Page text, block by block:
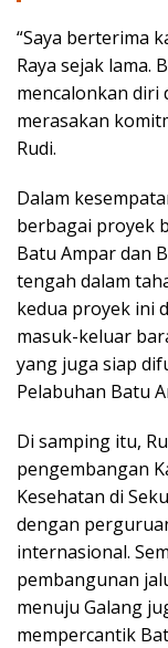
“Saya berterima
Raya sejak lama.
mencalonkan diri
merasakan
Rudi.
Dalam
berbagai proyek
Batu Ampar dan
tengah dalam
kedua proyek ini
masuk-keluar
yang juga siap
Pelabuhan Batu
Di samping itu,
pengembangan
Kesehatan di
dengan
internasional.
pembangunan
menuju Galang
mempercantik